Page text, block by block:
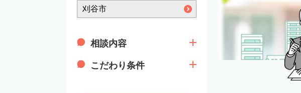
相談内容
こだわり条件